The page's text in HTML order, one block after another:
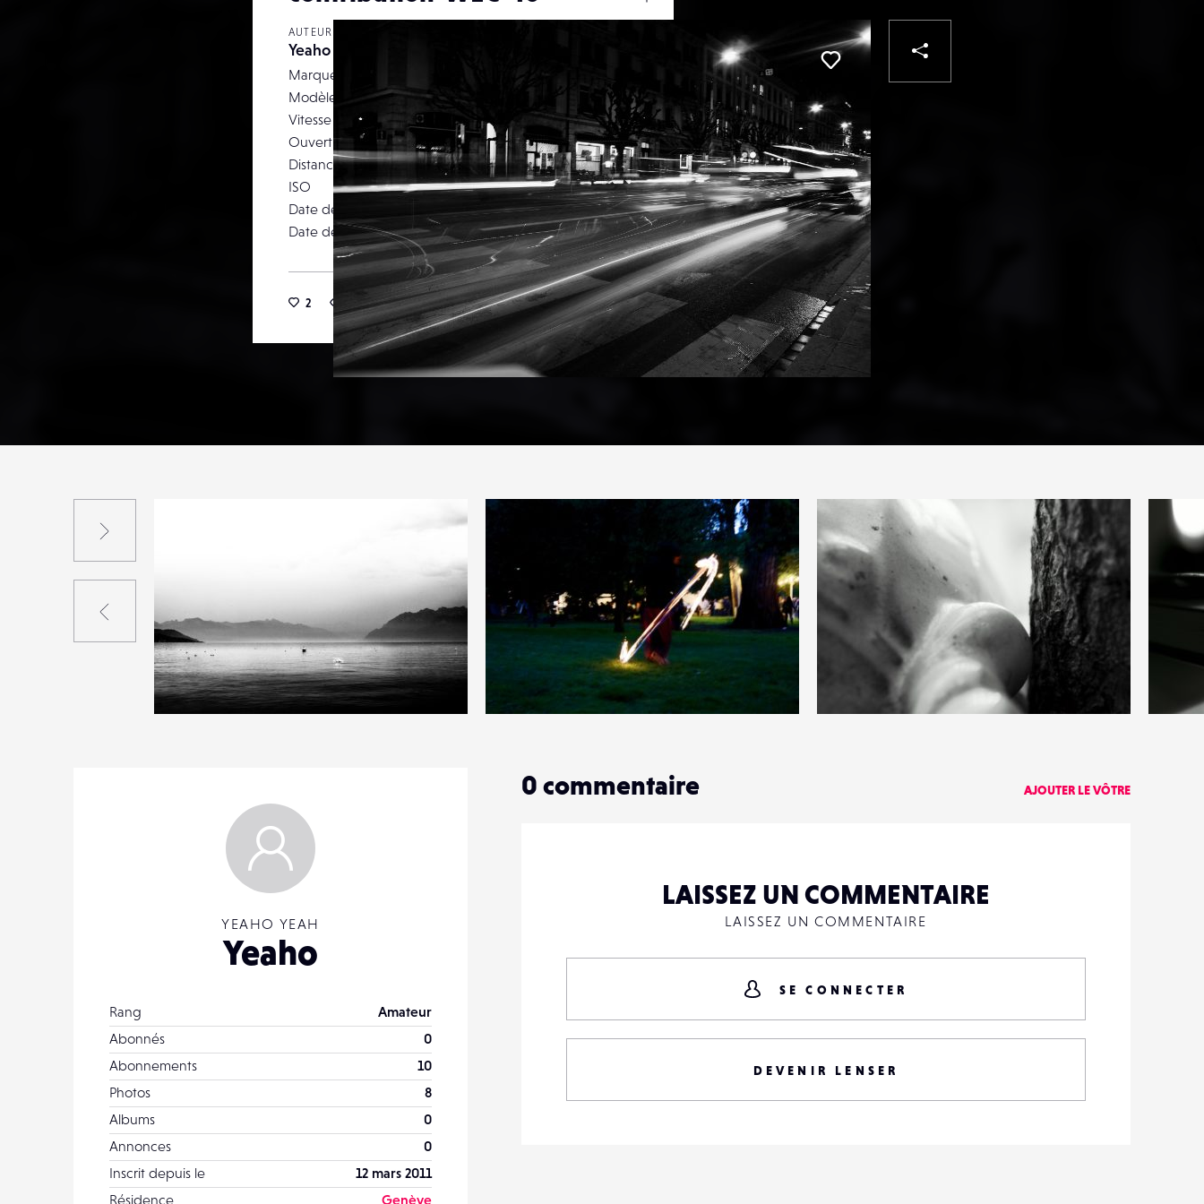
AUTEUR
Yeaho
Marque
Modèle
NEX-3
Vitesse d’obturation
2.5
Ouverture
f/8
Distance focale
19 mm
ISO
200
Date de prise de vue
02 avril 2011
Date de publication
27 avril 2011
2 0
PARTAGER
13 15 21
1
YEAHO YEAH
Yeaho
Rang
Amateur
Abonnés
0
Abonnements
10
Photos
8
Albums
0
Annonces
0
Inscrit depuis le
12 mars 2011
Résidence
Genève
0 commentaire AJOUTER LE VÔTRE
LAISSEZ UN COMMENTAIRE
LAISSEZ UN COMMENTAIRE
SE CONNECTER
DEVENIR LENSER